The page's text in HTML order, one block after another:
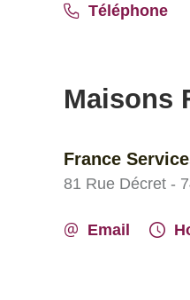
Téléphone
Maisons
France
81 Rue Décret -
Email